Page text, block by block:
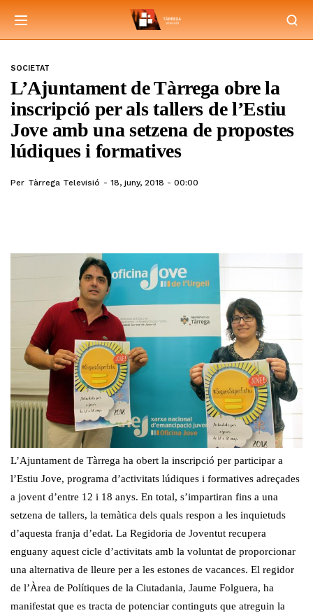
SOCIETAT
L’Ajuntament de Tàrrega obre la
inscripció per als tallers de l’Estiu
Jove amb una setzena de propostes
lúdiques i formatives
Per Tàrrega Televisió 18, juny, 2018 - 00:00
L’Ajuntament de Tàrrega ha obert la inscripció per participar a
l’Estiu Jove, programa d’activitats lúdiques i formatives adreçades
a jovent d’entre 12 i 18 anys. En total, s’impartiran fins a una
setzena de tallers, la temàtica dels quals respon a les inquietuds
d’aquesta franja d’edat. La Regidoria de Joventut recupera
enguany aquest cicle d’activitats amb la voluntat de proporcionar
una alternativa de lleure per a les estones de vacances. El regidor
de l’Àrea de Polítiques de la Ciutadania, Jaume Folguera, ha
manifestat que es tracta de potenciar continguts que atreguin la